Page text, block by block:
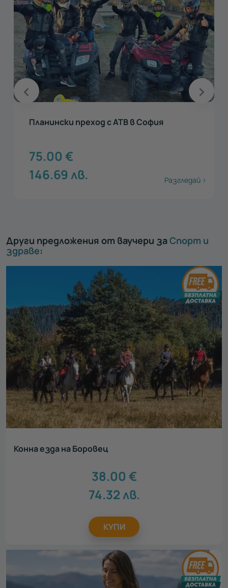
Планински преход с АТВ в София
75.00 €
146.69 лв. Разгледай >
Други предложения от ваучери заСпорт и
здраве:
Конна езда на Боровец
38.00 €
74.32лв.
КУПИ